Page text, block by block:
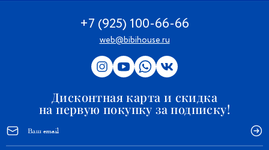
+7 (925) 100-66-66
web@bibihouse.ru
Дисконтная карта и скидка
на первую покупку за подписку!